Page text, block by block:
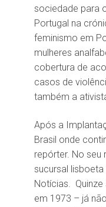
sociedade para
Portugal na
feminismo em
mulheres
cobertura de
casos de
também a
Após a
Brasil onde
repórter. No seu
sucursal
Notícias.
em 1973 – já